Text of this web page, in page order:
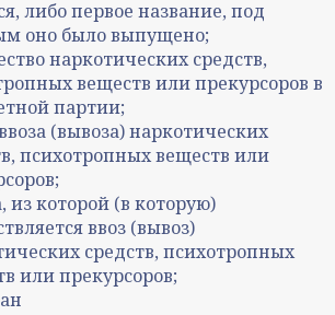
либо первое название, под
оно было выпущено;
наркотических средств,
веществ или прекурсоров в
партии;
(вывоза) наркотических
психотропных веществ или
из которой (в которую)
ввоз (вывоз)
средств, психотропных
или прекурсоров;